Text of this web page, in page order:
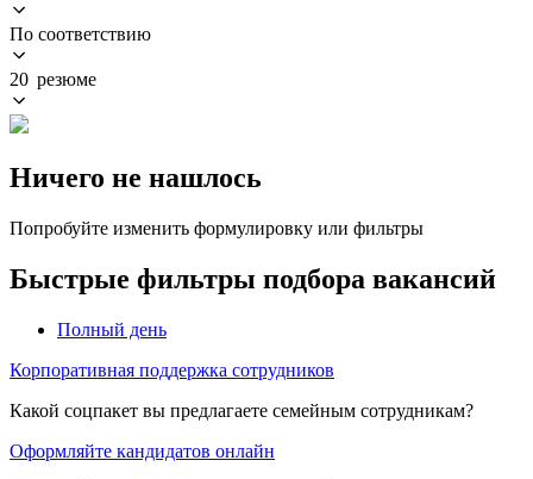
По соответствию
20 резюме
Ничего не нашлось
Попробуйте изменить формулировку или фильтры
Быстрые фильтры подбора вакансий
Полный день
Корпоративная поддержка сотрудников
Какой соцпакет вы предлагаете семейным сотрудникам?
Оформляйте кандидатов онлайн